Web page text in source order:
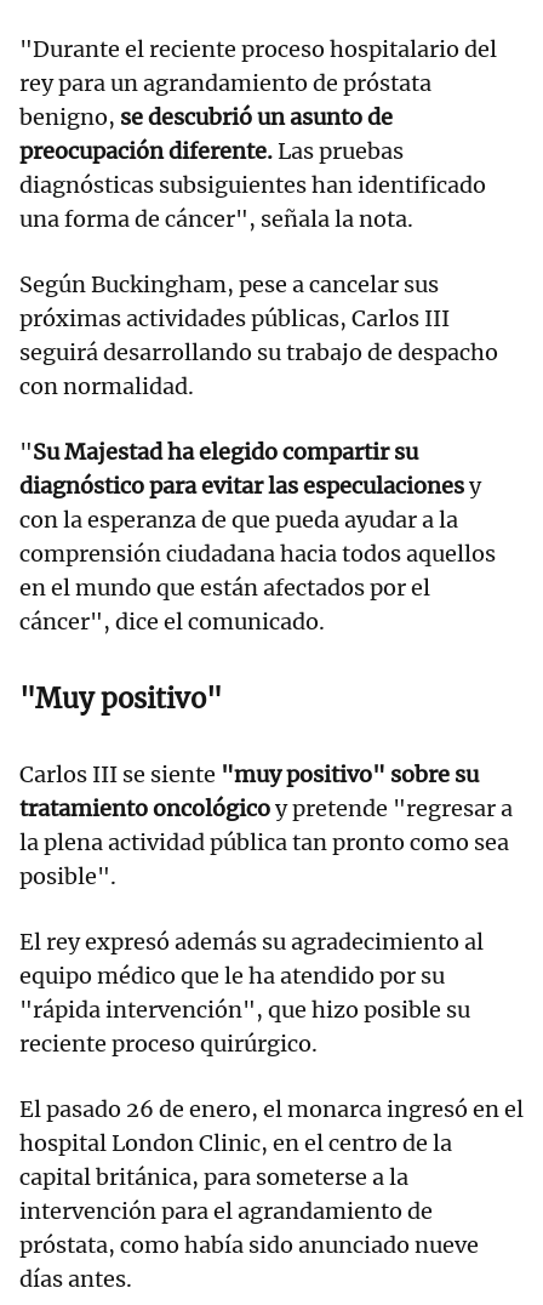
"Durante el reciente proceso hospitalario del
rey para un agrandamiento de próstata
benigno, se descubrió un asunto de
preocupación diferente.Las pruebas
diagnósticas subsiguientes han identificado
una forma de cáncer", señala la nota.
Según Buckingham, pese a cancelar sus
próximas actividades públicas, Carlos III
seguirá desarrollando su trabajo de despacho
con normalidad.
"Su Majestad ha elegido compartir su
diagnóstico para evitar las especulacionesy
con la esperanza de que pueda ayudar a la
comprensión ciudadana hacia todos aquellos
en el mundo que están afectados por el
cáncer", dice el comunicado.
"Muy positivo"
Carlos III se siente "muy positivo" sobre su
tratamiento oncológicoy pretende "regresar a
la plena actividad pública tan pronto como sea
posible".
El rey expresó además su agradecimiento al
equipo médico que le ha atendido por su
"rápida intervención", que hizo posible su
reciente proceso quirúrgico.
El pasado 26 de enero, el monarca ingresó en el
hospital London Clinic, en el centro de la
capital británica, para someterse a la
intervención para el agrandamiento de
próstata, como había sido anunciado nueve
días antes.